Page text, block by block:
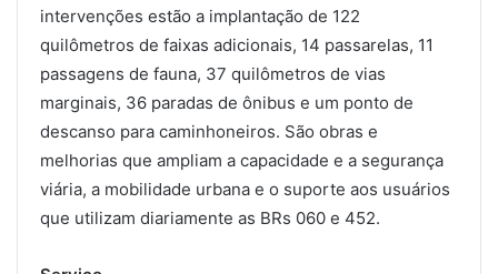
intervenções estão a implantação de 122
quilômetros de faixas adicionais, 14 passarelas, 11
passagens de fauna, 37 quilômetros de vias
marginais, 36 paradas de ônibus e um ponto de
descanso para caminhoneiros. São obras e
melhorias que ampliam a capacidade e a segurança
viária, a mobilidade urbana e o suporte aos usuários
que utilizam diariamente as BRs 060 e 452.